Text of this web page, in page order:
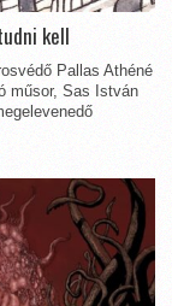
kell
Pallas Athéné
műsor, Sas István